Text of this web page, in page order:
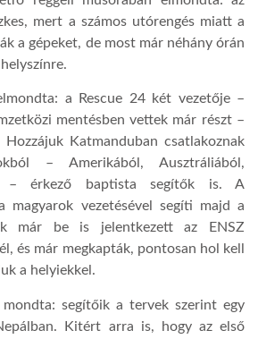
mert a számos utórengés miatt a
a gépeket, de most már néhány órán
a Rescue 24 két vezetője –
mentésben vettek már részt –
Katmanduban csatlakoznak
– Amerikából, Ausztráliából,
– érkező baptista segítők is. A
magyarok vezetésével segíti majd a
már be is jelentkezett az ENSZ
és már megkapták, pontosan hol kell
a helyiekkel.
mondta: segítőik a tervek szerint egy
Kitért arra is, hogy az első